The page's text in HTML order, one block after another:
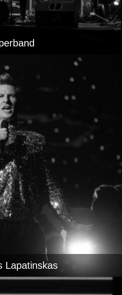
Lapatinskas